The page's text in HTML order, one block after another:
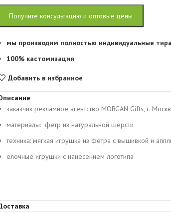
Получите консультацию и оптовые цены
мы производим полностью индивидуальные
100% кастомизация
Добавить в избранное
заказчик рекламное агентство MORGAN Gifts, г.
материалы: фетр из натуральной шерсти
техника: мягкая игрушка из фетра с вышивкой и
елочные игрушки с нанесением логотипа